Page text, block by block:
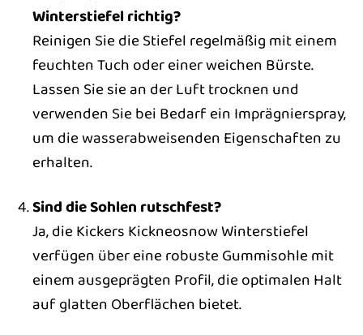
Winterstiefel richtig?
Reinigen Sie die Stiefel regelmäßig mit einem
feuchten Tuch oder einer weichen Bürste.
Lassen Sie sie an der Luft trocknen und
verwenden Sie bei Bedarf ein Imprägnierspray,
um die wasserabweisenden Eigenschaften zu
erhalten.
Sind die Sohlen rutschfest?
Ja, die Kickers Kickneosnow Winterstiefel
verfügen über eine robuste Gummisohle mit
einem ausgeprägten Profil, die optimalen Halt
auf glatten Oberflächen bietet.